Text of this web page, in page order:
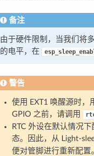
备注
由于硬件限制，当我们将
的电平，在
警告
使用 EXT1 唤醒源时，
GPIO 之前，请调用
RTC 外设在默认情况
态。因此，从 Light-
便对管脚进行重新配置